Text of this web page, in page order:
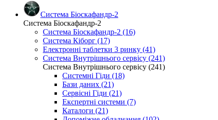
Система Біоскафандр-2
Система Біоскафандр-2
Система Біоскафандр-2 (16)
Система Кіборг (17)
Електронні таблетки 3 ринку (41)
Система Внутрішнього сервісу (241)
Система Внутрішнього сервісу (241)
Системні Гіди (18)
Бази даних (21)
Сервісні Гіди (21)
Експертні системи (7)
Каталоги (21)